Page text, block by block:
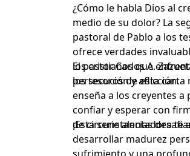
¿Cómo le habla Dios al
medio de su dolor? La
pastoral de Pablo a los
ofrece verdades
los cristianos que
persecución y aflicción.
El pastor Carlos A.
los tesoros de esta carta
enseña a los creyentes a
confiar y esperar con
de circunstancias
¡Esta serie alentadora te
desarrollar madurez